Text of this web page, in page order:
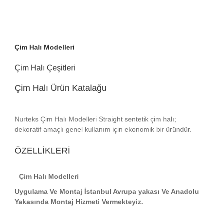
Çim Halı Modelleri
Çim Halı Çeşitleri
Çim Halı Ürün Katalağu
Nurteks Çim Halı Modelleri Straight sentetik çim halı;
dekoratif amaçlı genel kullanım için ekonomik bir üründür.
ÖZELLİKLERİ
Çim Halı Modelleri
Uygulama Ve Montaj İstanbul Avrupa yakası Ve Anadolu
Yakasında Montaj Hizmeti Vermekteyiz.